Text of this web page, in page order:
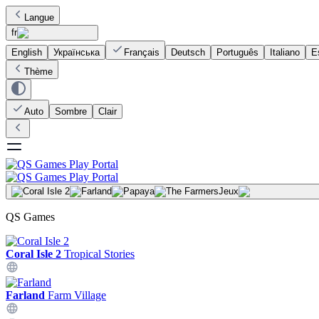
Langue
fr
English
Українська Français Deutsch Português Italiano
Thème
Auto Sombre Clair
Jeux
QS Games
Coral Isle 2 Tropical Stories
Farland Farm Village